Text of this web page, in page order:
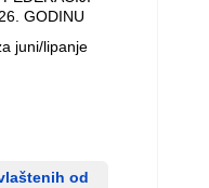
GODINU
juni/lipanje
od